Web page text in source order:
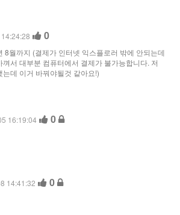
0
8월까지 (결제가 인터넷 익스플로러 밖에 안되는데
껴서 대부분 컴퓨터에서 결제가 불가능합니다. 저
데 이거 바꿔야될것 같아요!)
16:19:04 0
14:41:32 0